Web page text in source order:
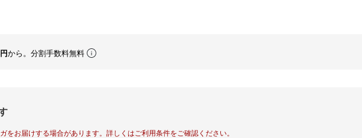
から。分割手数料無料
をお届けする場合があります。詳しくはご利用条件をご確認ください。